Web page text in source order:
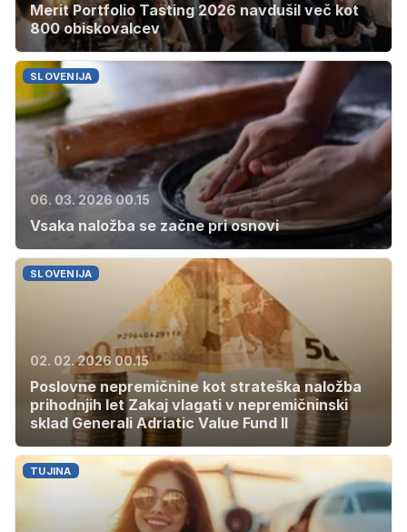
Merit Portfolio Tasting 2026 navdušil več kot
800 obiskovalcev
SLOVENIJA
06. 03. 2026 00.15
Vsaka naložba se začne pri osnovi
SLOVENIJA
02. 02. 2026 00.15
Poslovne nepremičnine kot strateška naložba
prihodnjih let Zakaj vlagati v nepremičninski
sklad Generali Adriatic Value Fund II
TUJINA